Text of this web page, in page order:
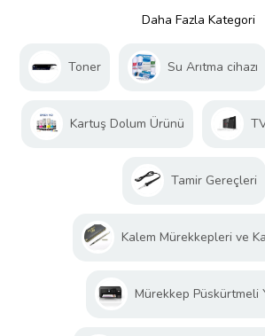
Daha Fazla Kategori
Toner Su Arıtma cihazı
Kartuş Dolum Ürünü
Tamir Gereçleri
Kalem Mürekkepleri ve
Mürekkep Püskürtmeli